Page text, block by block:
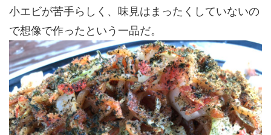
小エビが苦手らしく、味見はまったくしていないの
で想像で作ったという一品だ。